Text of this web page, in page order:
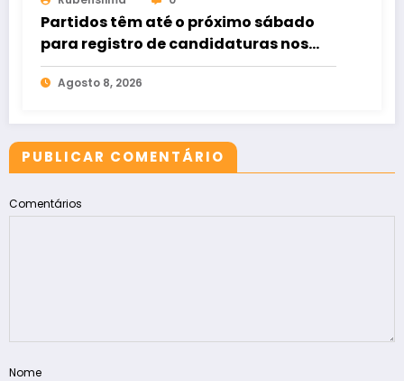
Partidos têm até o próximo sábado
para registro de candidaturas nos
tribunais
Agosto 8, 2026
PUBLICAR COMENTÁRIO
Comentários
Nome